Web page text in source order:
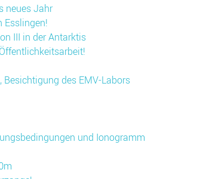
neues Jahr
Esslingen!
III in der Antarktis
des EMV-Labors
und Ionogramm